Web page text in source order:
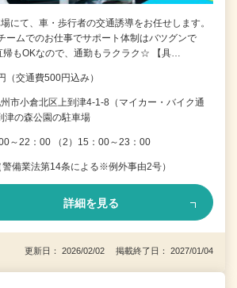
にて、車・歩行者の交通誘導をお任せします。
ームでのお仕事でサポート体制はバツグンで
帰もOKなので、通勤もラクラク☆ 【具…
（交通費500円込み）
市小倉北区上到津4-1-8（マイカー・バイク通
津の森公園の駐車場
00～22：00 （2）15：00～23：00
備業法第14条による※例外事由2号）
詳細を見る
更新日： 2026/02/02 掲載終了日： 2027/01/04